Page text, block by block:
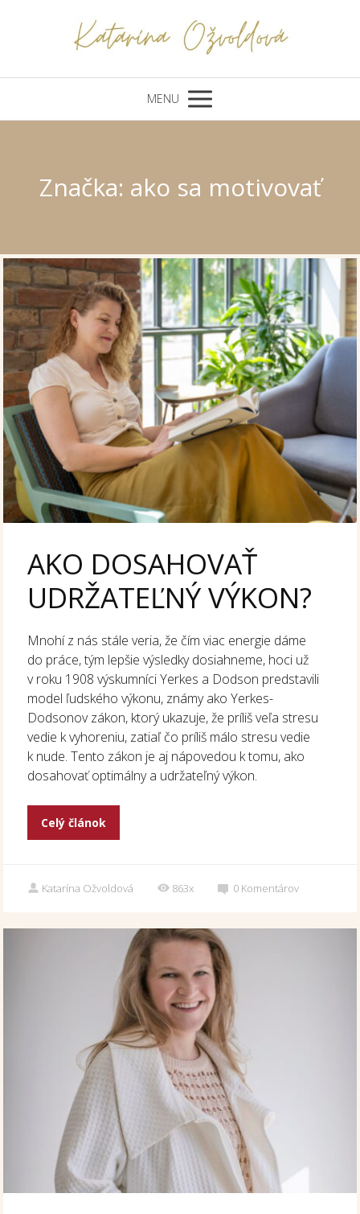
MENU
Značka: ako sa motivovať
AKO DOSAHOVAŤ
UDRŽATEĽNÝ VÝKON?
Mnohí z nás stále veria, že čím viac energie dáme
do práce, tým lepšie výsledky dosiahneme, hoci už
v roku 1908 výskumníci Yerkes a Dodson predstavili
model ľudského výkonu, známy ako Yerkes-
Dodsonov zákon, ktorý ukazuje, že príliš veľa stresu
vedie k vyhoreniu, zatiaľ čo príliš málo stresu vedie
k nude. Tento zákon je aj nápovedou k tomu, ako
dosahovať optimálny a udržateľný výkon.
Celý článok
Katarína Ožvoldová 863x 0 Komentárov